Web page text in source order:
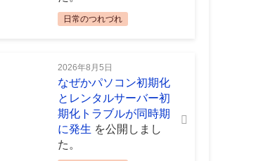
日常のつれづれ
2026年8月5日
なぜかパソコン初期化
とレンタルサーバー初
期化トラブルが同時期
に発生 を公開しまし
た。